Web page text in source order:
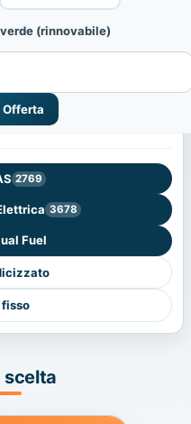
(rinnovabile)
Offerta
2769
3678
Fuel
fisso
scelta